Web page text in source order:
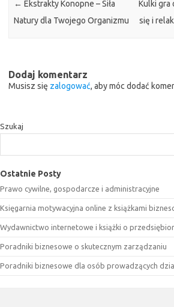
← Ekstrakty Konopne – Siła
Natury dla Twojego Organizmu
Kulki gra
się i
Dodaj komentarz
Musisz się zalogować, aby móc dodać
Szukaj
Ostatnie Posty
Prawo cywilne, gospodarcze i administracyjne
Księgarnia motywacyjna online z książkami
Wydawnictwo internetowe i książki o
Poradniki biznesowe o skutecznym zarządzaniu
Poradniki biznesowe dla osób prowadzących